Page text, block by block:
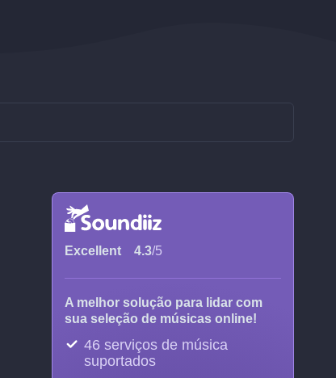
Excellent 4.3/5
A melhor solução para lidar com
sua seleção de músicas online!
46 serviços de música
suportados